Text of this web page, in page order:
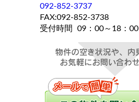
092-852-3737
FAX:092-852-3738
受付時間
09：00～18：00